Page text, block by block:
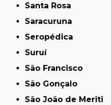
Santa Rosa
Saracuruna
Seropédica
Suruí
São Francisco
São Gonçalo
São João de Meriti